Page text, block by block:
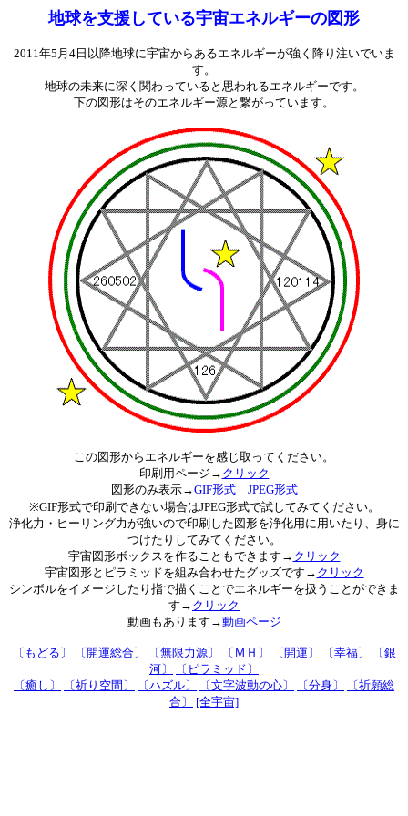
地球を支援している宇宙エネルギーの図形
2011年5月4日以降地球に宇宙からあるエネルギーが強く降り注いでいま
す。
地球の未来に深く関わっていると思われるエネルギーです。
下の図形はそのエネルギー源と繋がっています。
この図形からエネルギーを感じ取ってください。
印刷用ページ→ クリック
図形のみ表示→GIF形式
JPEG形式
※GIF形式で印刷できない場合はJPEG形式で試してみてください。
浄化力・ヒーリング力が強いので印刷した図形を浄化用に用いたり、身に
つけたりしてみてください。
宇宙図形ボックスを作ることもできます→ クリック
宇宙図形とピラミッドを組み合わせたグッズです→ クリック
シンボルをイメージしたり指で描くことでエネルギーを扱うことができま
す→ クリック
動画もあります→動画ページ
〔もどる〕 〔開運総合〕 〔無限力源〕 〔ＭＨ〕 〔開運〕 〔幸福〕
〔銀
河〕
〔ピラミッド〕
〔癒し〕
〔祈り空間〕 〔ハズル〕 〔文字波動の心〕 〔分身〕
〔祈願総
合〕
[全宇宙]